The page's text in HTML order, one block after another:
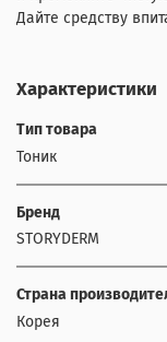
Дайте средству
Характеристики
Тип товара
Тоник
Бренд
STORYDERM
Страна
Корея